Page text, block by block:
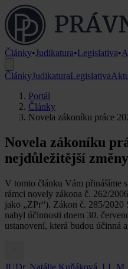
Články•Judikatura•Legislativa•
ČlánkyJudikaturaLegislativa
Portál
Články
Novela zákoníku práce
Novela zákoníku
nejdůležitější
V tomto článku Vám přinášíme
rámci novely zákona č. 262/
jako „ZPr“). Zákon č. 285/2020
nabyl účinnosti dnem 30.
ustanovení, která budou účinná